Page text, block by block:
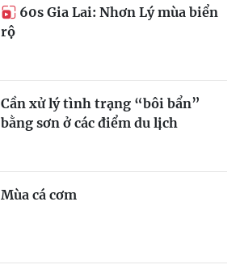
60s Gia Lai: Nhơn Lý mùa biển
rộ
Cần xử lý tình trạng “bôi bẩn”
bằng sơn ở các điểm du lịch
Mùa cá cơm